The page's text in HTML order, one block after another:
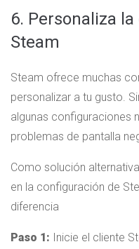
6. Personaliza
Steam
Steam ofrece muchas
personalizar a tu gusto.
algunas configuraciones
problemas de pantalla
Como solución
en la configuración de
diferencia
Paso 1: Inicie el cliente